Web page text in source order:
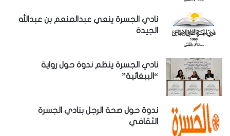
نادي الجسرة ينعي عبدالمنعم بن عبدالله
الجيدة
نادي الجسرة ينظم ندوة حول رواية
“الببغائية”
ندوة حول صحة الرجل بنادي الجسرة
الثقافي